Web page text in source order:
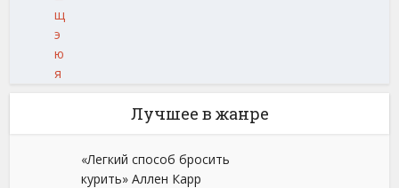
щ
э
ю
я
Лучшее в жанре
«Легкий способ бросить
курить» Аллен Карр